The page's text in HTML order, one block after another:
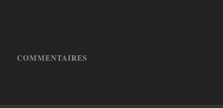
COMMENTAIRES